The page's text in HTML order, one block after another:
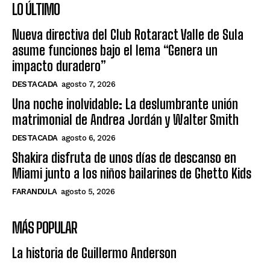
LO ÚLTIMO
Nueva directiva del Club Rotaract Valle de Sula
asume funciones bajo el lema “Genera un
impacto duradero”
DESTACADA agosto 7, 2026
Una noche inolvidable: La deslumbrante unión
matrimonial de Andrea Jordán y Walter Smith
DESTACADA agosto 6, 2026
Shakira disfruta de unos días de descanso en
Miami junto a los niños bailarines de Ghetto Kids
FARANDULA agosto 5, 2026
MÁS POPULAR
La historia de Guillermo Anderson